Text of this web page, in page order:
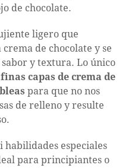
de chocolate.
ligero que
de chocolate y se
y textura. Lo único
finas capas de crema de
para que no nos
de relleno y resulte
especiales
para principiantes o